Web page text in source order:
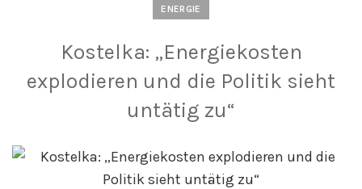
ENERGIE
Kostelka: „Energiekosten
explodieren und die Politik sieht
untätig zu“